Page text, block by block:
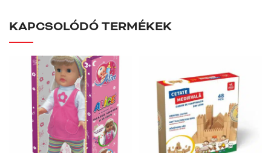
KAPCSOLÓDÓ TERMÉKEK